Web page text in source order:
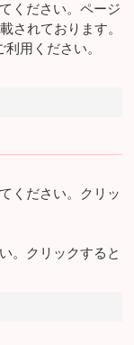
ください。ページ
されております。
用ください。
ください。クリッ
。クリックすると